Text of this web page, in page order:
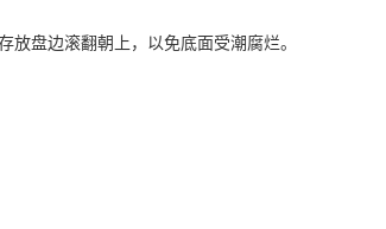
盘边滚翻朝上，以免底面受潮腐烂。